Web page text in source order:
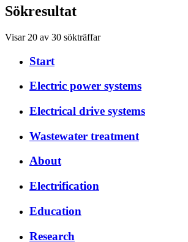
Sökresultat
Visar 20 av 30 sökträffar
Start
Electric power systems
Electrical drive systems
Wastewater treatment
About
Electrification
Education
Research